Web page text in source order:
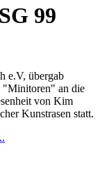
99
e.V, übergab
"Minitoren" an die
von Kim
Kunstrasen statt.